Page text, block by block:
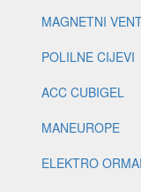
MAGNETNI
POLILNE CIJEVI
ACC CUBIGEL
MANEUROPE
ELEKTRO